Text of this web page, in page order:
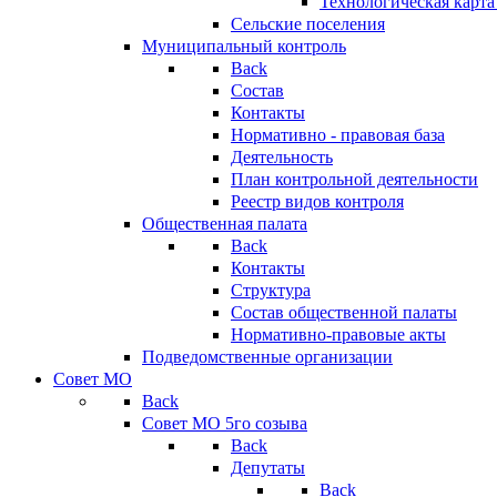
Сельские поселения
Муниципальный контроль
Back
Состав
Контакты
Нормативно - правовая база
Деятельность
План контрольной деятельности
Реестр видов контроля
Общественная палата
Back
Контакты
Структура
Состав общественной палаты
Нормативно-правовые акты
Подведомственные организации
Совет МО
Back
Совет МО 5го созыва
Back
Депутаты
Back